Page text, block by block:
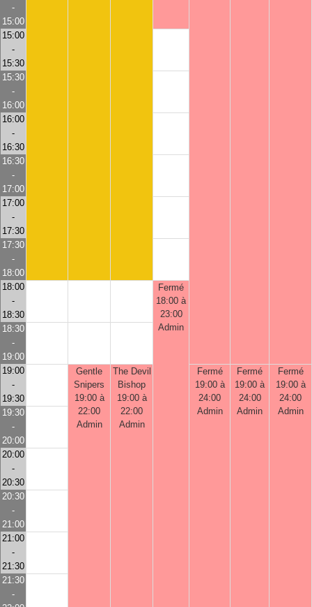
-
15:00
15:00
-
15:30
15:30
-
16:00
16:00
-
16:30
16:30
-
17:00
17:00
-
17:30
17:30
-
18:00
18:00
-
18:30
Fermé
18:00 à
23:00
Admin
18:30
-
19:00
19:00
-
19:30
Gentle
Snipers
19:00 à
22:00
Admin
The Devil
Bishop
19:00 à
22:00
Admin
Fermé
19:00 à
24:00
Admin
Fermé
19:00 à
24:00
Admin
Fermé
19:00 à
24:00
Admin
19:30
-
20:00
20:00
-
20:30
20:30
-
21:00
21:00
-
21:30
21:30
-